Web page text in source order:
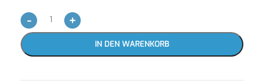
- +
IN DEN WARENKORB